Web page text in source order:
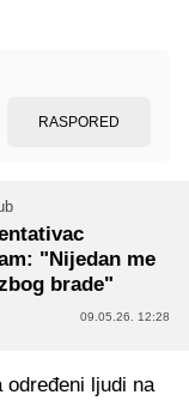
RASPORED
"Nijedan me
brade"
09.05.26. 12:28
određeni ljudi na